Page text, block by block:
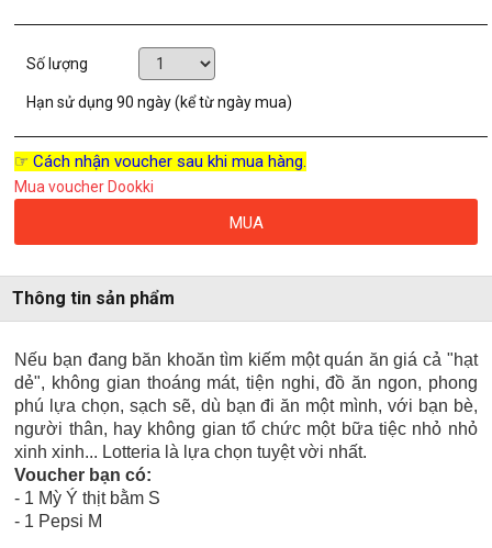
Số lượng
Hạn sử dụng90 ngày (kể từ ngày mua)
☞ Cách nhận voucher sau khi mua hàng.
Mua voucher Dookki
MUA
Thông tin sản phẩm
Nếu bạn đang băn khoăn tìm kiếm một quán ăn giá cả "hạt
dẻ", không gian thoáng mát, tiện nghi, đồ ăn ngon, phong
phú lựa chọn, sạch sẽ, dù bạn đi ăn một mình, với bạn bè,
người thân, hay không gian tổ chức một bữa tiệc nhỏ nhỏ
xinh xinh... Lotteria là lựa chọn tuyệt vời nhất.
Voucher bạn có:
- 1 Mỳ Ý thịt bằm S
- 1 Pepsi M